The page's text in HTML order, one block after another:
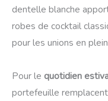
dentelle blanche
robes de cocktail
pour les unions en
Pour le quotidien
portefeuille